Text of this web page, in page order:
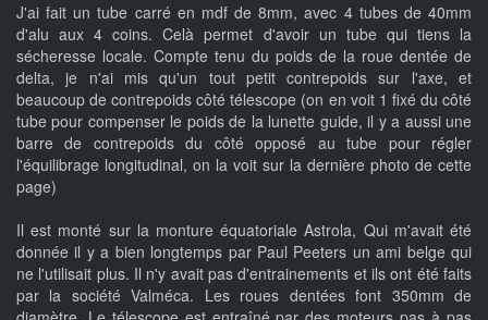
J'ai fait un tube carré en mdf de 8mm, avec 4 tubes de 40mm
d'alu aux 4 coins. Celà permet d'avoir un tube qui tiens la
sécheresse locale. Compte tenu du poids de la roue dentée de
delta, je n'ai mis qu'un tout petit contrepoids sur l'axe, et
beaucoup de contrepoids côté télescope (on en voit 1 fixé du côté
tube pour compenser le poids de la lunette guide, il y a aussi une
barre de contrepoids du côté opposé au tube pour régler
l'équilibrage longitudinal, on la voit sur la dernière photo de cette
page)
Il est monté sur la monture équatoriale Astrola, Qui m'avait été
donnée il y a bien longtemps par Paul Peeters un ami belge qui
ne l'utilisait plus. Il n'y avait pas d'entrainements et ils ont été faits
par la société Valméca. Les roues dentées font 350mm de